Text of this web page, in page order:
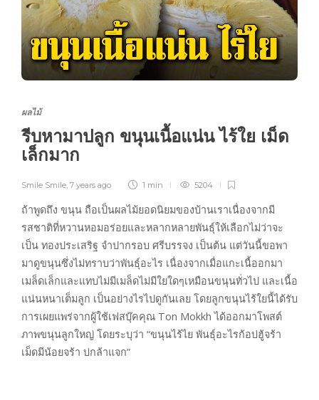
ผลไม้
รีบหามาปลูก ขนุนเนื้อแน่น ไร้ใย เม็ด
เล็กมาก
Smile Smile 7 years ago 1 min 5204
ถ้าพูดถึง ขนุน ถือเป็นผลไม้ยอดนิยมของบ้านเราเนื่องจากมี
รสชาติที่หวานหอมอร่อยและหลากหลายพันธุ์ให้เลือกไม่ว่าจะ
เป็น ทองประเสริฐ จำปากรอบ ศรีบรรจง เป็นต้น แต่วันนี้ขอพา
มาดูขนุนซึ่งไม่ทราบว่าพันธุ์อะไร เนื่องจากเมื่อแกะเนื้ออกมา
เมล็ดเล็กและแทบไม่มีเมล็ดไม่มีใยใดๆเหมือนขนุนทั่วไป และเนื้อ
แน่นหนาเต็มลูก เป็นอย่างไรไปดูกันเลย โดยลูกขนุนไร้ใยนี้ได้รับ
การเผยแพร่จากผู้ใช้เฟสบุ๊คคุณ Ton Mokkh ได้ออกมาโพสต์
ภาพขนุนลูกใหญ่ โดยระบุว่า “ขนุนไร้ไย พันธุ์อะไรก้อบ่ฮู้จร้า
เม็ดมีน้อยจร้า บ่กล้าแจก”